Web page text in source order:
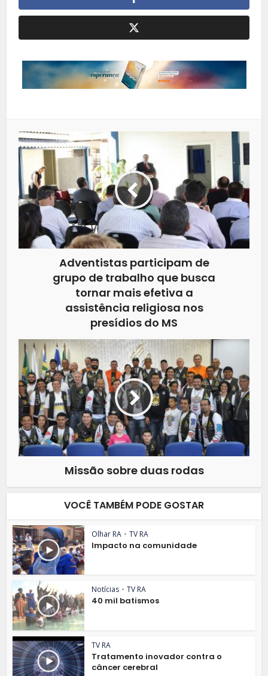
Adventistas participam de
grupo de trabalho que busca
tornar mais efetiva a
assistência religiosa nos
presídios do MS
Missão sobre duas rodas
VOCÊ TAMBÉM PODE GOSTAR
Olhar RA • TV RA
Impacto na comunidade
Notícias • TV RA
40 mil batismos
TV RA
Tratamento inovador contra o
câncer cerebral